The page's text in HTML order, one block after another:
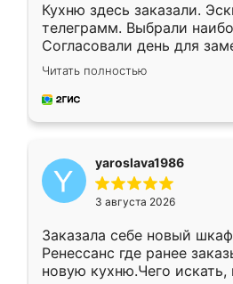
Кухню здесь заказали.
телеграмм. Выбрали
Согласовали день для
недели кухня была уже
довольны работой.
мебель за качественную
Читать полностью
yaroslava1986
3 августа 2026
Заказала себе новый
Ренессанс где ранее
новую кухню.Чего искать,